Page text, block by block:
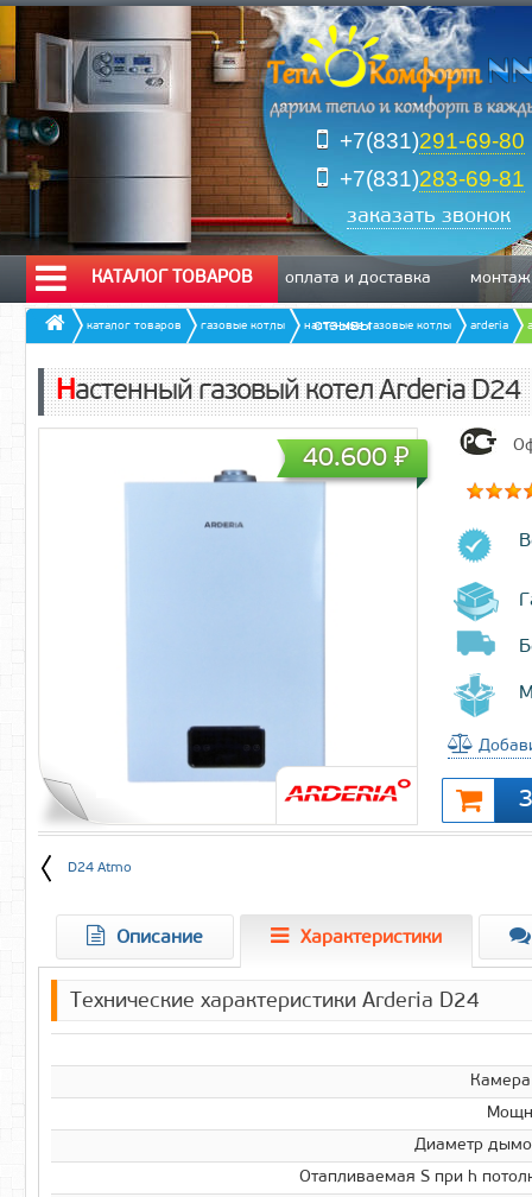
+7(831)291-69-80
+7(831)283-69-81
заказать звонок
КАТАЛОГ ТОВАРОВ оплата и доставка монтаж
отзывы
каталог товаров газовые котлы настенные газовые котлы arderia
Настенный газовый котел Arderia D24
40.600₽
D24 Atmo
Описание Характеристики
Технические характеристики Arderia D24
Камера
Диаметр
Отапливаемая S при h